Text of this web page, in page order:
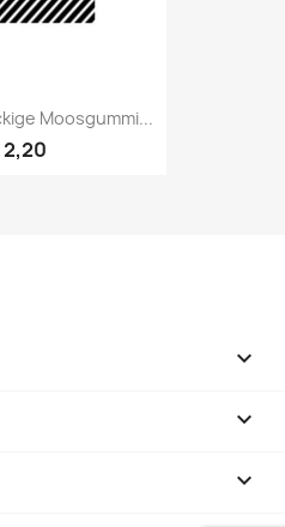
Moosgummi...


